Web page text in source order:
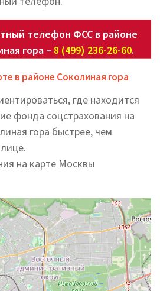
телефон ФСС в районе
гора – 8 (499) 236-26-60.
в районе Соколиная гора
где находится
фонда соцстрахования на
гора быстрее, чем
на карте Москвы